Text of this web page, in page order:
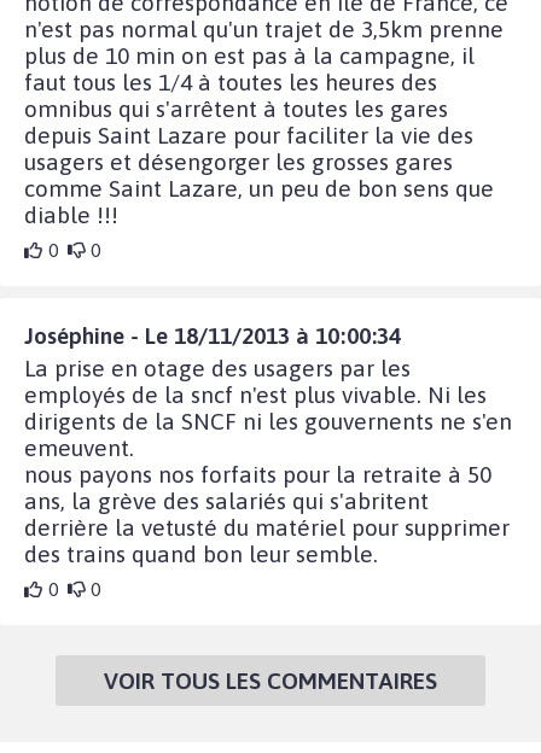
n'est pas normal qu'un trajet de 3,5km prenne
plus de 10 min on est pas à la campagne, il
faut tous les 1/4 à toutes les heures des
omnibus qui s'arrêtent à toutes les gares
depuis Saint Lazare pour faciliter la vie des
usagers et désengorger les grosses gares
comme Saint Lazare, un peu de bon sens que
diable !!!
0 0
Joséphine - Le 18/11/2013 à 10:00:34
La prise en otage des usagers par les
employés de la sncf n'est plus vivable. Ni les
dirigents de la SNCF ni les gouvernents ne s'en
emeuvent.
nous payons nos forfaits pour la retraite à 50
ans, la grève des salariés qui s'abritent
derrière la vetusté du matériel pour supprimer
des trains quand bon leur semble.
0 0
VOIR TOUS LES COMMENTAIRES